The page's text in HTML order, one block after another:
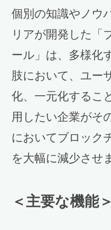
個別の知識やノウ
リアが開発した「
ール」は、多様化
肢において、ユー
化、一元化するこ
用したい企業がそ
においてブロック
を大幅に減少させ
＜主要な機能＞